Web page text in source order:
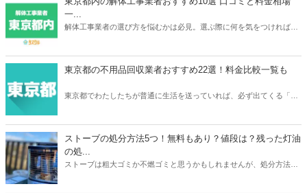
らいで売れるのか？確認してみてください。
一...
解体工事業者の選び方を悩むかは必見。選ぶ際に何を気をつければ良
で、しっかりと慎重に選べるよう準備しましょう。
東京都の不用品回収業者おすすめ22選！料金比較一覧も
東京都でわたしたちが普通に生活を送っていれば、必ず出てくる「不
を選ぶことで、不用品を便利でお得に処分をすることができますよ。
ストーブの処分方法5つ！無料もあり？値段は？残った灯油
の処...
ストーブは粗大ゴミか不燃ゴミと思うかもしれませんが、処分方法は